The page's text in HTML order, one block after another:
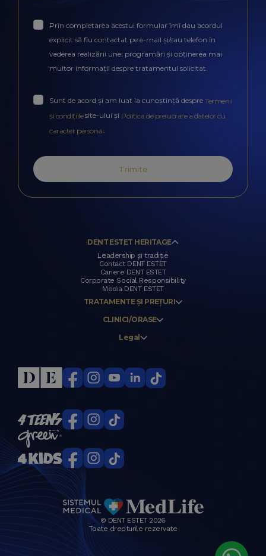
Prin completarea acestui formular îmi dau acordul
explicit să fiu contactat pe e-mail și/sau telefon în
vederea realizării unei programări și obținerea mai
multor informații despre tratamentul solicitat.
Sunt de acord și am luat la cunoștință despre Termenii
și condițiilesite-ului și Politica de prelucrare a datelor cu
caracter personal
Trimite
DENT ESTET HERITAGE
Leadership și tradiție
Contact DENT ESTET
Cariere DENT ESTET
Corporate Social Responsibility
Media DENT ESTET
TRATAMENTE ȘI PREȚURI
CLINICI/ORASE
Legal
© DENT ESTET 2026
Toate drepturile rezervate